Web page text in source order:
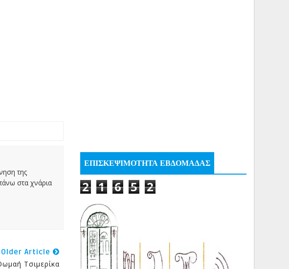
της
στα χνάρια
Older Article
Τσιμερίκα
ΕΠΙΣΚΕΨΙΜΟΤΗΤΑ ΕΒΔΟΜΑΔΑΣ
2 1 6 5 2